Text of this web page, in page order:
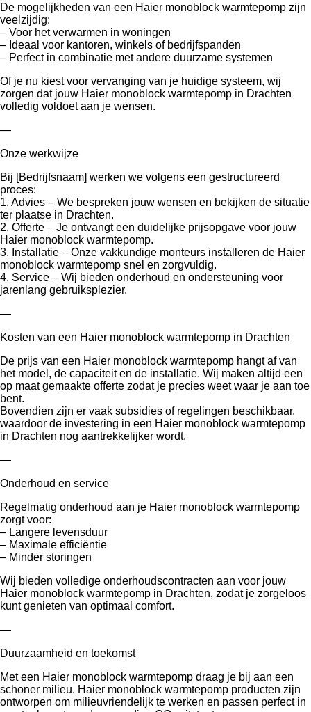
De mogelijkheden van een Haier monoblock warmtepomp zijn
veelzijdig:
– Voor het verwarmen in woningen
– Ideaal voor kantoren, winkels of bedrijfspanden
– Perfect in combinatie met andere duurzame systemen
Of je nu kiest voor vervanging van je huidige systeem, wij
zorgen dat jouw Haier monoblock warmtepomp in Drachten
volledig voldoet aan je wensen.
—
Onze werkwijze
Bij [Bedrijfsnaam] werken we volgens een gestructureerd
proces:
1. Advies – We bespreken jouw wensen en bekijken de situatie
ter plaatse in Drachten.
2. Offerte – Je ontvangt een duidelijke prijsopgave voor jouw
Haier monoblock warmtepomp.
3. Installatie – Onze vakkundige monteurs installeren de Haier
monoblock warmtepomp snel en zorgvuldig.
4. Service – Wij bieden onderhoud en ondersteuning voor
jarenlang gebruiksplezier.
—
Kosten van een Haier monoblock warmtepomp in Drachten
De prijs van een Haier monoblock warmtepomp hangt af van
het model, de capaciteit en de installatie. Wij maken altijd een
op maat gemaakte offerte zodat je precies weet waar je aan toe
bent.
Bovendien zijn er vaak subsidies of regelingen beschikbaar,
waardoor de investering in een Haier monoblock warmtepomp
in Drachten nog aantrekkelijker wordt.
—
Onderhoud en service
Regelmatig onderhoud aan je Haier monoblock warmtepomp
zorgt voor:
– Langere levensduur
– Maximale efficiëntie
– Minder storingen
Wij bieden volledige onderhoudscontracten aan voor jouw
Haier monoblock warmtepomp in Drachten, zodat je zorgeloos
kunt genieten van optimaal comfort.
—
Duurzaamheid en toekomst
Met een Haier monoblock warmtepomp draag je bij aan een
schoner milieu. Haier monoblock warmtepomp producten zijn
ontworpen om milieuvriendelijk te werken en passen perfect in